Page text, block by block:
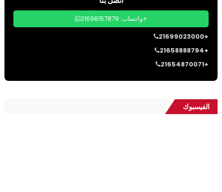
واتساب: 21698157879+
21699023000+
21658888794+
21654870071+
الفيسبوك